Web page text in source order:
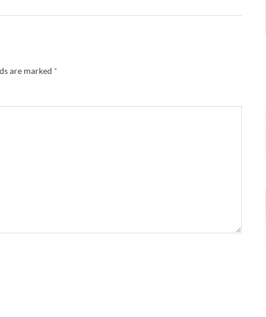
are marked *